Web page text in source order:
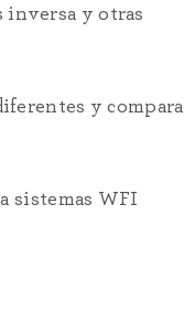
inversa y otras
y compara
sistemas WFI